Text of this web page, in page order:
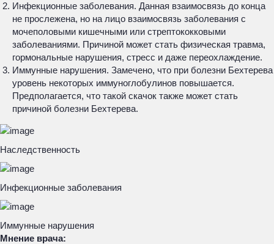
Инфекционные заболевания. Данная взаимосвязь до конца
не прослежена, но на лицо взаимосвязь заболевания с
мочеполовыми кишечными или стрептококковыми
заболеваниями. Причиной может стать физическая травма,
гормональные нарушения, стресс и даже переохлаждение.
Иммунные нарушения. Замечено, что при болезни Бехтерева
уровень некоторых иммуноглобулинов повышается.
Предполагается, что такой скачок также может стать
причиной болезни Бехтерева.
Наследственность
Инфекционные заболевания
Иммунные нарушения
Мнение врача: